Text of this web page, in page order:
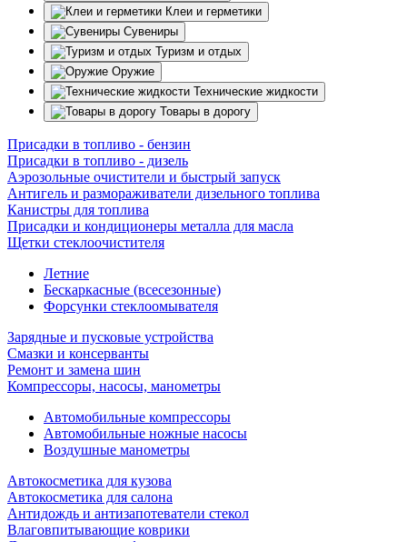
Клеи и герметики
Сувениры
Туризм и отдых
Оружие
Технические жидкости
Товары в дорогу
Присадки в топливо - бензин
Присадки в топливо - дизель
Аэрозольные очистители и быстрый запуск
Антигель и размораживатели дизельного топлива
Канистры для топлива
Присадки и кондиционеры металла для масла
Щетки стеклоочистителя
Летние
Бескаркасные (всесезонные)
Форсунки стеклоомывателя
Зарядные и пусковые устройства
Смазки и консерванты
Ремонт и замена шин
Компрессоры, насосы, манометры
Автомобильные компрессоры
Автомобильные ножные насосы
Воздушные манометры
Автокосметика для кузова
Автокосметика для салона
Антидождь и антизапотеватели стекол
Влаговпитывающие коврики